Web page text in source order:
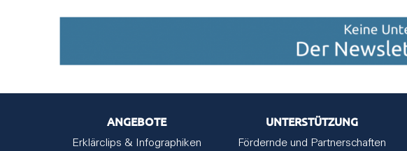
ANGEBOTE
Erklärclips & Infographiken
UNTERSTÜTZUNG
Fördernde und Partnerschaften